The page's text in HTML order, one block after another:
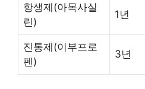
항생제(아목사실
린)
1년
진통제(이부프로
펜)
3년